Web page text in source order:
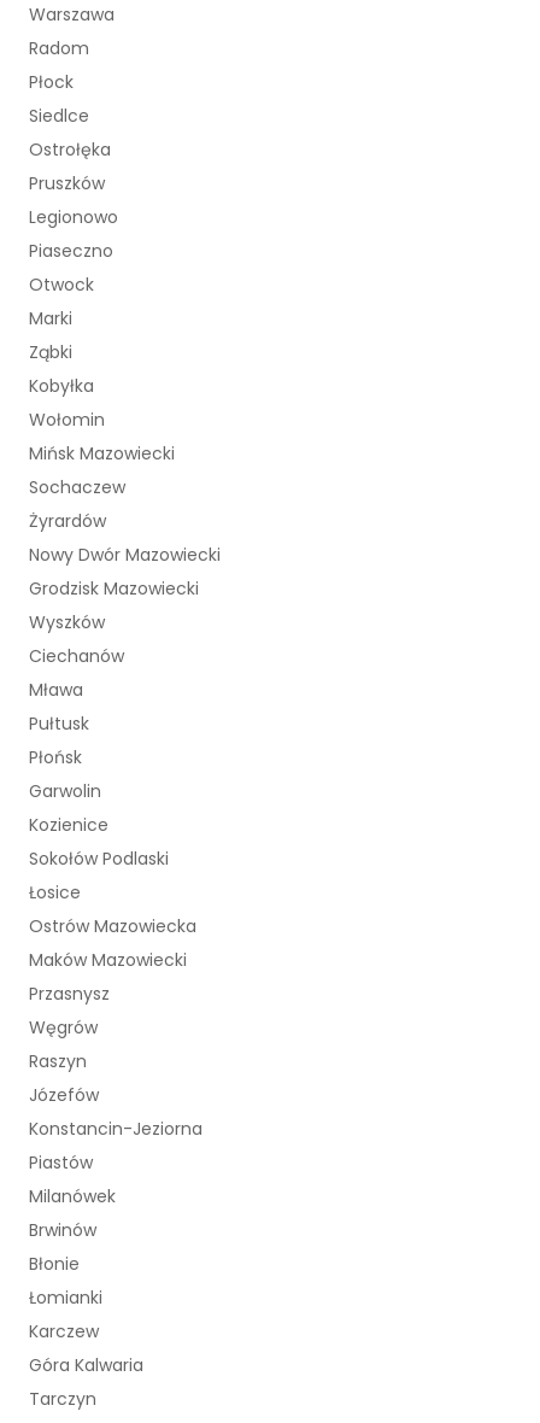
Warszawa
Radom
Płock
Siedlce
Ostrołęka
Pruszków
Legionowo
Piaseczno
Otwock
Marki
Ząbki
Kobyłka
Wołomin
Mińsk Mazowiecki
Sochaczew
Żyrardów
Nowy Dwór Mazowiecki
Grodzisk Mazowiecki
Wyszków
Ciechanów
Mława
Pułtusk
Płońsk
Garwolin
Kozienice
Sokołów Podlaski
Łosice
Ostrów Mazowiecka
Maków Mazowiecki
Przasnysz
Węgrów
Raszyn
Józefów
Konstancin-Jeziorna
Piastów
Milanówek
Brwinów
Błonie
Łomianki
Karczew
Góra Kalwaria
Tarczyn